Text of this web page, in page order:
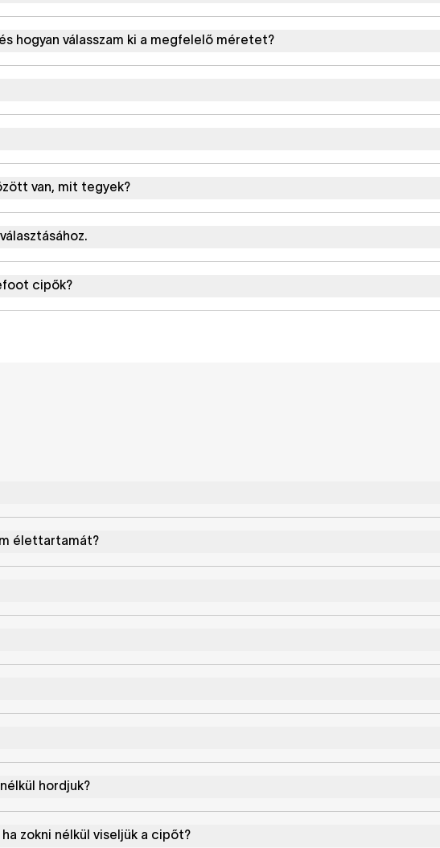
hogyan válasszam ki a megfelelő méretet?
van, mit tegyek?
cipők?
élettartamát?
hordjuk?
zokni nélkül viseljük a cipőt?